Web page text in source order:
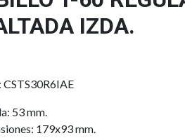
IZDA.
CSTS30R6IAE
53 mm.
179x93 mm.